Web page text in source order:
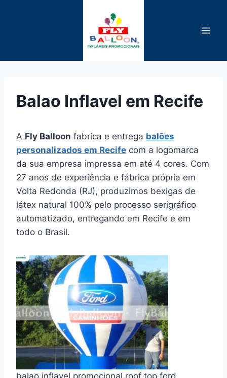
Balao Inflavel em Recife
A Fly Balloon fabrica e entrega balões
personalizados em Recife com a logomarca
da sua empresa impressa em até 4 cores. Com
27 anos de experiência e fábrica própria em
Volta Redonda (RJ), produzimos bexigas de
látex natural 100% pelo processo serigráfico
automatizado, entregando em Recife e em
todo o Brasil.
balao inflavel promocional roof top ford